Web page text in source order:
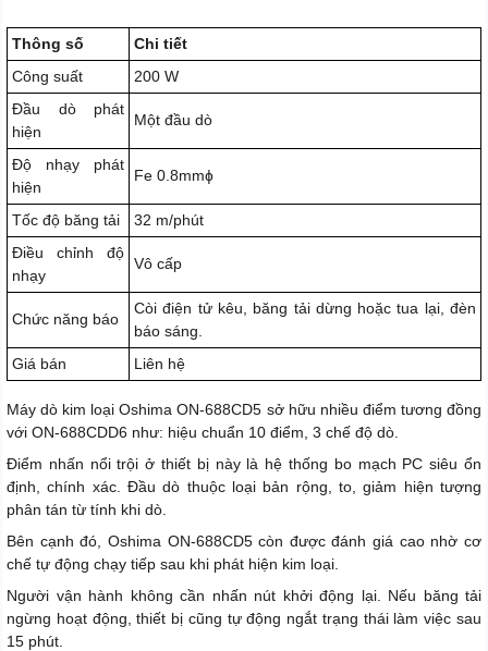
Thông số
Chi tiết
Công suất
200 W
Đầu dò phát
hiện
Một đầu dò
Độ nhạy phát
hiện
Fe 0.8mmɸ
Tốc độ băng tải
32 m/phút
Điều chỉnh độ
nhạy
Vô cấp
Chức năng báo
Còi điện tử kêu, băng tải dừng hoặc tua lại, đèn
báo sáng.
Giá bán
Liên hệ
Máy dò kim loại Oshima ON-688CD5 sở hữu nhiều điểm tương đồng
với ON-688CDD6 như: hiệu chuẩn 10 điểm, 3 chế độ dò.
Điểm nhấn nổi trội ở thiết bị này là hệ thống bo mạch PC siêu ổn
định, chính xác. Đầu dò thuộc loại bản rộng, to, giảm hiện tượng
phân tán từ tính khi dò.
Bên cạnh đó, Oshima ON-688CD5 còn được đánh giá cao nhờ cơ
chế tự động chạy tiếp sau khi phát hiện kim loại.
Người vận hành không cần nhấn nút khởi động lại. Nếu băng tải
ngừng hoạt động, thiết bị cũng tự động ngắt trạng thái làm việc sau
15 phút.